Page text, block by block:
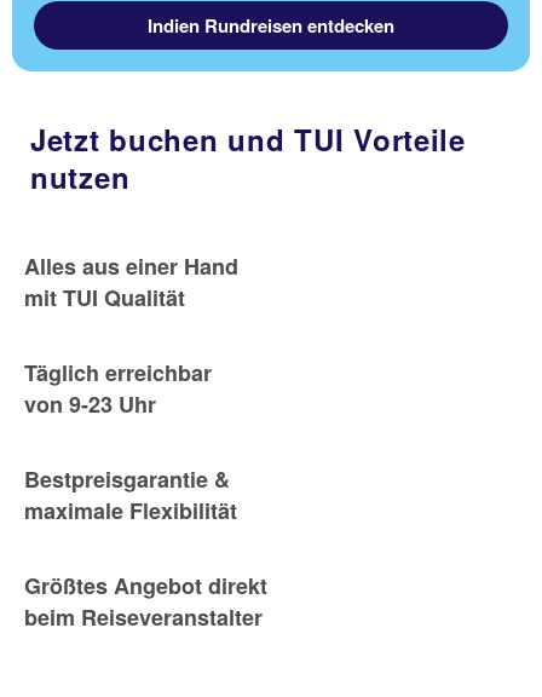
Indien Rundreisen entdecken
Jetzt buchen und TUI Vorteile
nutzen
Alles aus einer Hand
mit TUI Qualität
Täglich erreichbar
von 9-23 Uhr
Bestpreisgarantie &
maximale Flexibilität
Größtes Angebot direkt
beim Reiseveranstalter